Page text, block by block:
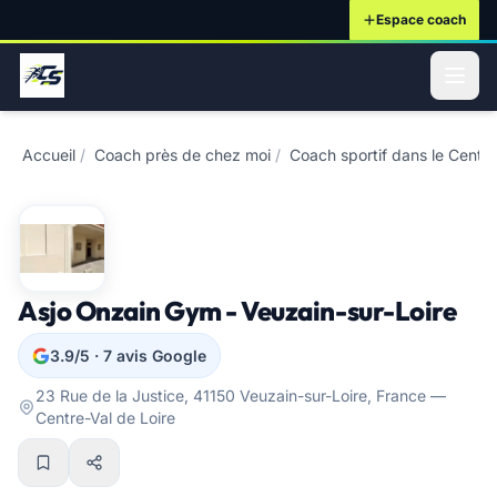
Espace coach
Accueil / Coach près de chez moi / Coach sportif dans le
Asjo Onzain Gym - Veuzain-sur-Loire
3.9/5 · 7 avis Google
23 Rue de la Justice, 41150 Veuzain-sur-Loire, France —
Centre-Val de Loire